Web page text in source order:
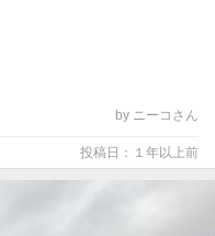
by ニーコさん
投稿日：１年以上前